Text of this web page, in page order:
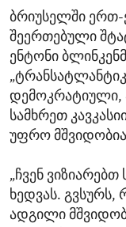
ბრიუსელში
შეერთებული
ენტონი
დემოკრატიული,
სამხრეთ
უფრო
„ჩვენ
ხედვას. გვსურს,
ადგილი